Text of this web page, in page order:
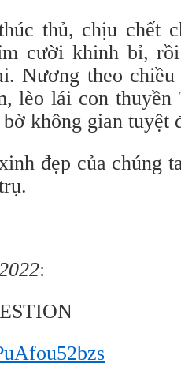
thủ, chịu chết
cười khinh bỉ,
Nương theo
lèo lái con
không gian tuyệt
đẹp của chúng
: